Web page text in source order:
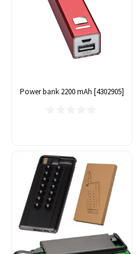
Power bank 2200 mAh [4302905]